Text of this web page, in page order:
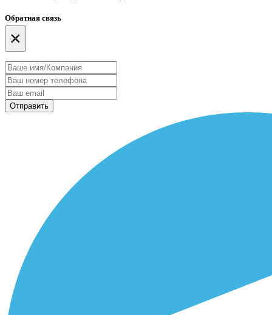
Обратная связь
×
Отправить